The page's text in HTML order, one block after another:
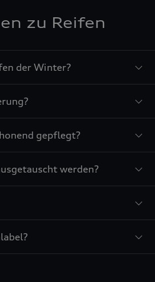
zu Reifen
der Winter?
gepflegt?
werden?